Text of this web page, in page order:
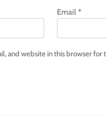
Email*
and website in this browser